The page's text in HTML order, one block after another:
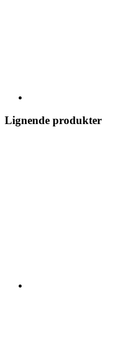
Lignende produkter